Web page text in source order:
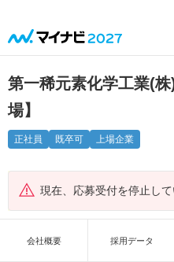
第一稀元素化学工業(
場】
正社員 既卒可 上場企業
現在、応募受付を停止して
会社概要 採用データ